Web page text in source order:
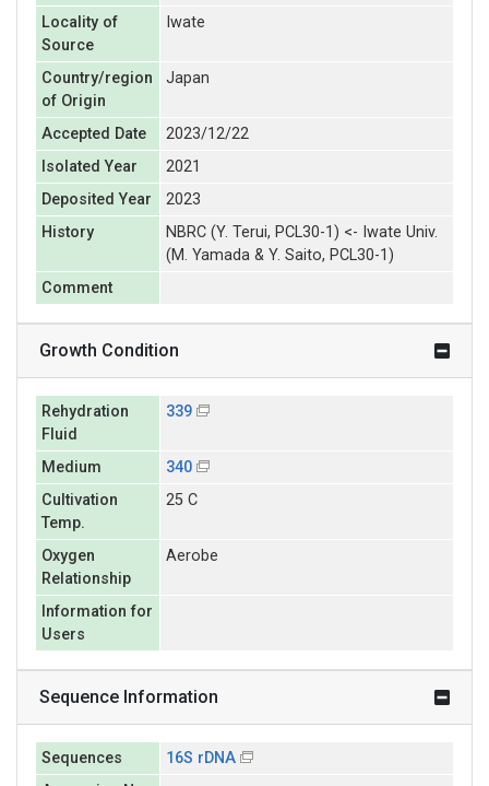
Locality of
Source
Iwate
Country/region
of Origin
Japan
Accepted Date
2023/12/22
Isolated Year
2021
Deposited Year
2023
History
NBRC (Y. Terui, PCL30-1) <- Iwate Univ.
(M. Yamada & Y. Saito, PCL30-1)
Comment
Growth Condition
Rehydration
Fluid
339
Medium
340
Cultivation
Temp.
25 C
Oxygen
Relationship
Aerobe
Information for
Users
Sequence Information
Sequences
16S rDNA